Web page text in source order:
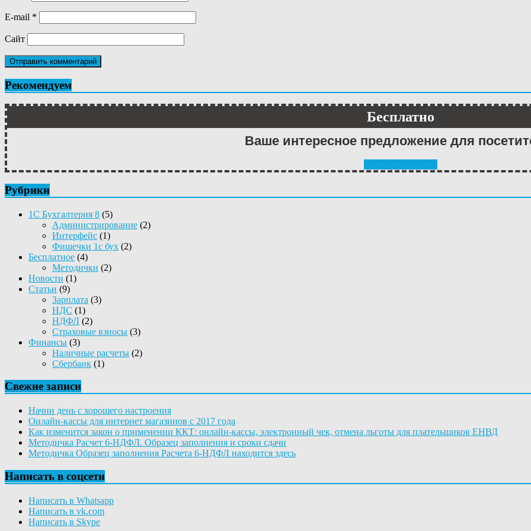
E-mail *
Сайт
Рекомендуем
Бесплатно
Ваше интересное предложение для
Рубрики
1С Бухгалтерия 8 (5)
Администрирование (2)
Интерфейс (1)
Фишечки 1с бух (2)
Бесплатное (4)
Методички (2)
Новости (1)
Статьи (9)
Зарплата (3)
НДС (1)
НДФЛ (2)
Страховые взносы (3)
Финансы (3)
Наличные расчеты (2)
Сбербанк (1)
Свежие записи
Начни день с хорошего настроения
Онлайн-кассы для интернет магазинов с 2017 года
Как изменится закон о применении ККТ: онлайн-кассы, электронный чек, отмена льготы для плательщиков ЕНВД
Методичка Расчет 6-НДФЛ. Образец заполнения и сроки сдачи
Методичка Образец заполнения Расчета 6-НДФЛ находится здесь
Написать в соцсети
Написать в Whatsapp
Написать в vk.com
Написать в Skype